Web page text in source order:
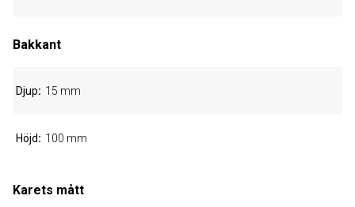
Bakkant
Djup 15 mm
Höjd 100 mm
Karets mått